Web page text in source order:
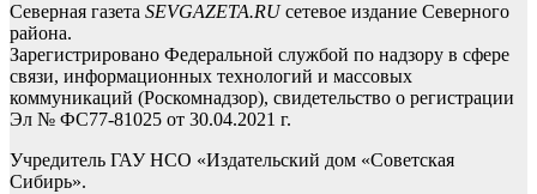
Северная газета SEVGAZETA.RUсетевое издание Северного
района.
Зарегистрировано Федеральной службой по надзору в сфере
связи, информационных технологий и массовых
коммуникаций (Роскомнадзор), свидетельство о регистрации
Эл № ФС77-81025 от 30.04.2021 г.
Учредитель ГАУ НСО «Издательский дом «Советская
Сибирь».